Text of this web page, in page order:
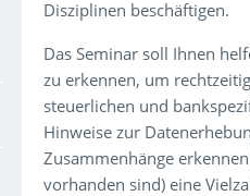
Disziplinen beschäftigen.
Das Seminar soll Ihnen
zu erkennen, um
steuerlichen und
Hinweise zur
Zusammenhänge
vorhanden sind) eine